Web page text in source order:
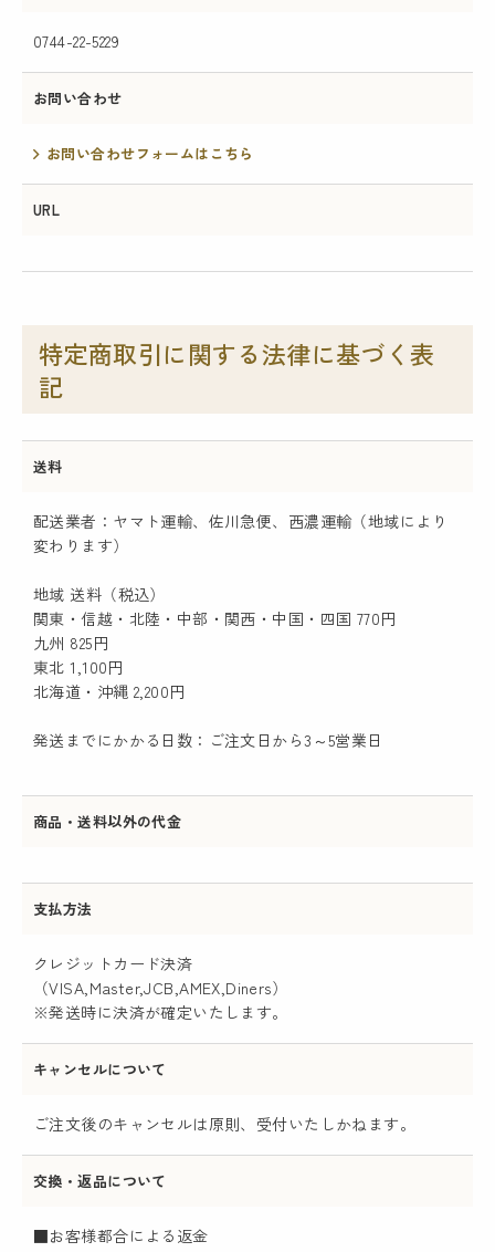
0744-22-5229
お問い合わせ
お問い合わせフォームはこちら
URL
特定商取引に関する法律に基づく表
記
送料
配送業者：ヤマト運輸、佐川急便、西濃運輸（地域により
変わります）
地域 送料（税込）
関東・信越・北陸・中部・関西・中国・四国 770円
九州 825円
東北 1,100円
北海道・沖縄 2,200円
発送までにかかる日数：ご注文日から3～5営業日
商品・送料以外の代金
支払方法
クレジットカード決済
（VISA,Master,JCB,AMEX,Diners）
※発送時に決済が確定いたします。
キャンセルについて
ご注文後のキャンセルは原則、受付いたしかねます。
交換・返品について
■お客様都合による返金